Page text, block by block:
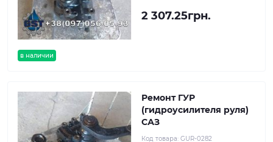
в наличии
2 307.25грн.
Ремонт ГУР
(гидроусилителя руля)
САЗ
Код товара: GUR-0282